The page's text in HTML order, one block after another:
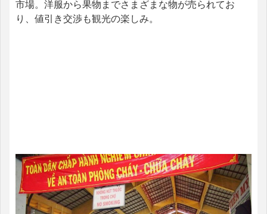
市場。洋服から果物までさまざまな物が売られてお
り、値引き交渉も観光の楽しみ。